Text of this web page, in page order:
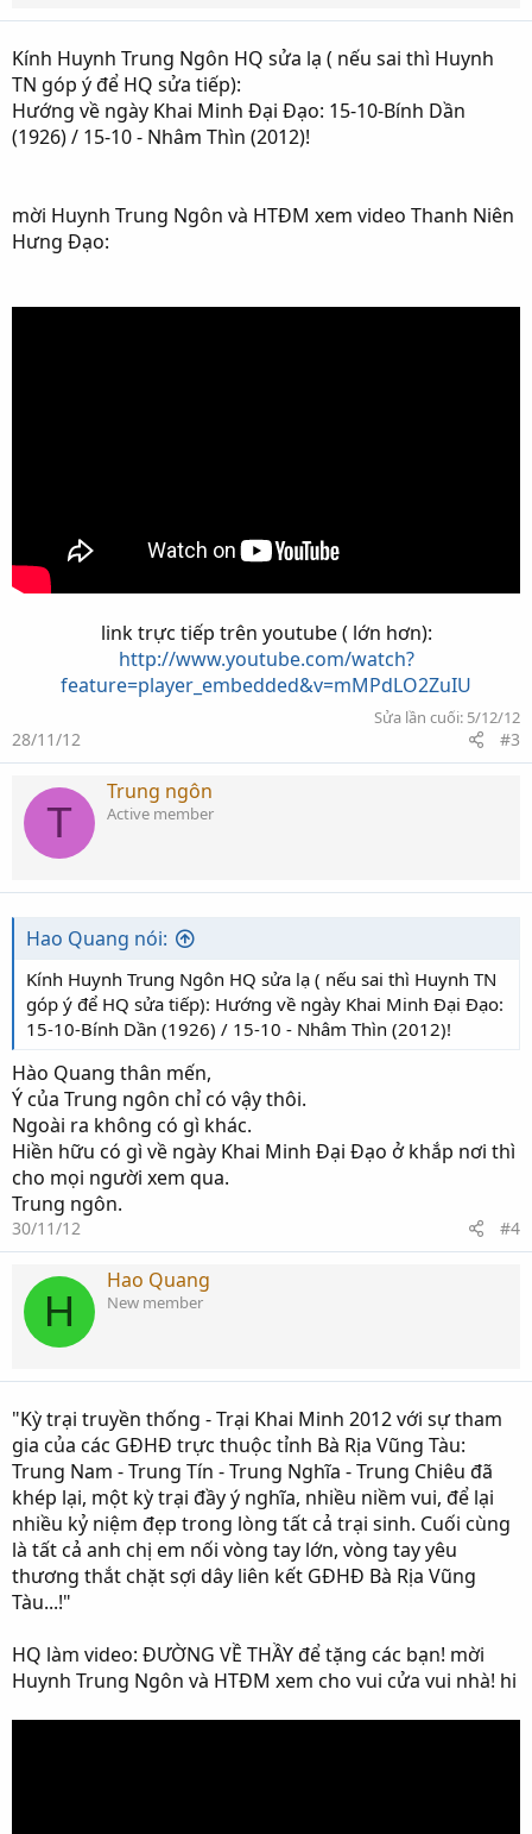
Kính Huynh Trung Ngôn HQ sửa lạ ( nếu sai thì Huynh
TN góp ý để HQ sửa tiếp):
Hướng về ngày Khai Minh Đại Đạo: 15-10-Bính Dần
(1926) / 15-10 - Nhâm Thìn (2012)!
mời Huynh Trung Ngôn và HTĐM xem video Thanh Niên
Hưng Đạo:
link trực tiếp trên youtube ( lớn hơn):
http://www.youtube.com/watch?
feature=player_embedded&v=mMPdLO2ZuIU
Sửa lần cuối: 5/12/12
28/11/12 #3
T
Trung ngôn
Active member
Hao Quang nói:
Kính Huynh Trung Ngôn HQ sửa lạ ( nếu sai thì Huynh TN
góp ý để HQ sửa tiếp): Hướng về ngày Khai Minh Đại Đạo:
15-10-Bính Dần (1926) / 15-10 - Nhâm Thìn (2012)!
Hào Quang thân mến,
Ý của Trung ngôn chỉ có vậy thôi.
Ngoài ra không có gì khác.
Hiền hữu có gì về ngày Khai Minh Đại Đạo ở khắp nơi thì
cho mọi người xem qua.
Trung ngôn.
30/11/12 #4
H
Hao Quang
New member
"Kỳ trại truyền thống - Trại Khai Minh 2012 với sự tham
gia của các GĐHĐ trực thuộc tỉnh Bà Rịa Vũng Tàu:
Trung Nam - Trung Tín - Trung Nghĩa - Trung Chiêu đã
khép lại, một kỳ trại đầy ý nghĩa, nhiều niềm vui, để lại
nhiều kỷ niệm đẹp trong lòng tất cả trại sinh. Cuối cùng
là tất cả anh chị em nối vòng tay lớn, vòng tay yêu
thương thắt chặt sợi dây liên kết GĐHĐ Bà Rịa Vũng
Tàu...!"
HQ làm video: ĐƯỜNG VỀ THẦY để tặng các bạn! mời
Huynh Trung Ngôn và HTĐM xem cho vui cửa vui nhà! hi